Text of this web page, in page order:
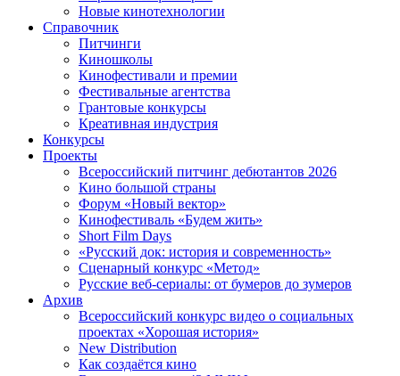
Новые кинотехнологии
Справочник
Питчинги
Киношколы
Кинофестивали и премии
Фестивальные агентства
Грантовые конкурсы
Креативная индустрия
Конкурсы
Проекты
Всероссийский питчинг дебютантов 2026
Кино большой страны
Форум «Новый вектор»
Кинофестиваль «Будем жить»
Short Film Days
«Русский док: история и современность»
Сценарный конкурс «Метод»
Русские веб-сериалы: от бумеров до зумеров
Архив
Всероссийский конкурс видео о социальных
проектах «Хорошая история»
New Distribution
Как создаётся кино